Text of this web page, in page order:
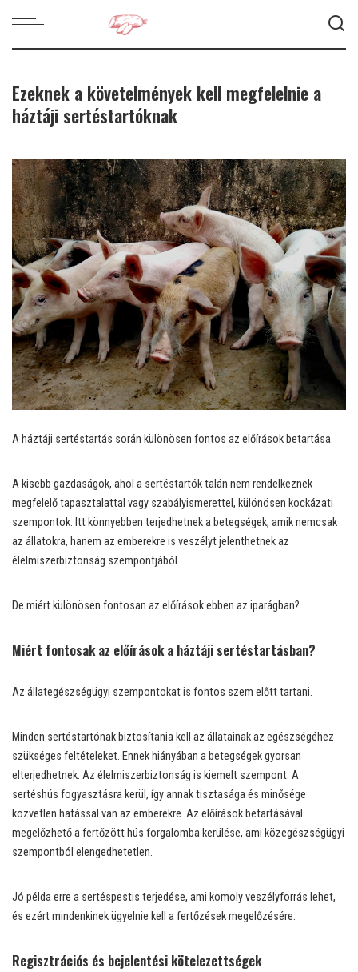
Ezeknek a követelmények kell megfelelnie a
háztáji sertéstartóknak
A háztáji sertéstartás során különösen fontos az előírások betartása.
A kisebb gazdaságok, ahol a sertéstartók talán nem rendelkeznek
megfelelő tapasztalattal vagy szabályismerettel, különösen kockázati
szempontok. Itt könnyebben terjedhetnek a betegségek, amik nemcsak
az állatokra, hanem az emberekre is veszélyt jelenthetnek az
élelmiszerbiztonság szempontjából.
De miért különösen fontosan az előírások ebben az iparágban?
Miért fontosak az előírások a háztáji sertéstartásban?
Az állategészségügyi szempontokat is fontos szem előtt tartani.
Minden sertéstartónak biztosítania kell az állatainak az egészségéhez
szükséges feltételeket. Ennek hiányában a betegségek gyorsan
elterjedhetnek. Az élelmiszerbiztonság is kiemelt szempont. A
sertéshús fogyasztásra kerül, így annak tisztasága és minősége
közvetlen hatással van az emberekre. Az előírások betartásával
megelőzhető a fertőzött hús forgalomba kerülése, ami közegészségügyi
szempontból elengedhetetlen.
Jó példa erre a sertéspestis terjedése, ami komoly veszélyforrás lehet,
és ezért mindenkinek ügyelnie kell a fertőzések megelőzésére.
Regisztrációs és bejelentési kötelezettségek